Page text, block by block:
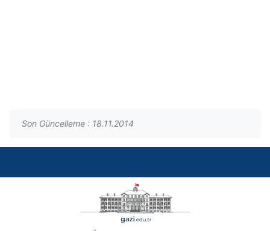
Son Güncelleme : 18.11.2014